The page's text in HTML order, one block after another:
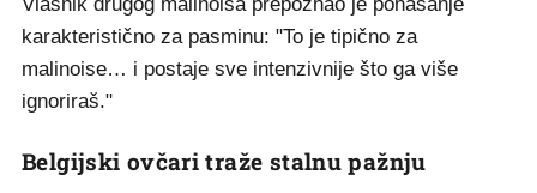
karakteristično za pasminu: "To je tipično za
malinoise… i postaje sve intenzivnije što ga više
ignoriraš."
Belgijski ovčari traže stalnu pažnju